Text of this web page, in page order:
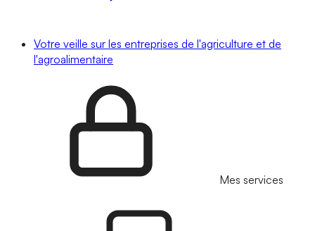
Votre veille sur les entreprises de l'agriculture et de
l'agroalimentaire
Mes services